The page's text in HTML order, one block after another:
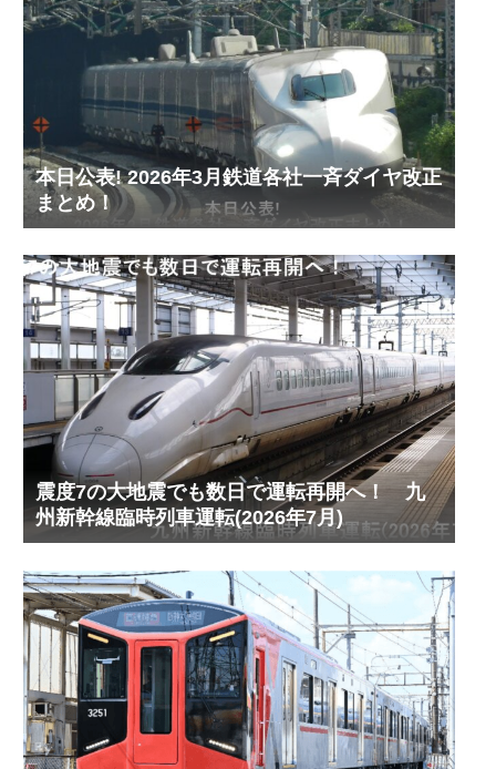
本日公表! 2026年3月鉄道各社一斉ダイヤ改正
まとめ！
震度7の大地震でも数日で運転再開へ！ 九
州新幹線臨時列車運転(2026年7月)